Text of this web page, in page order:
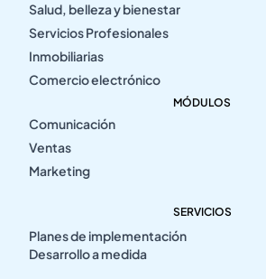
Salud, belleza y bienestar
Servicios Profesionales
Inmobiliarias
Comercio electrónico
MÓDULOS
Comunicación
Ventas
Marketing
SERVICIOS
Planes de implementación
Desarrollo a medida